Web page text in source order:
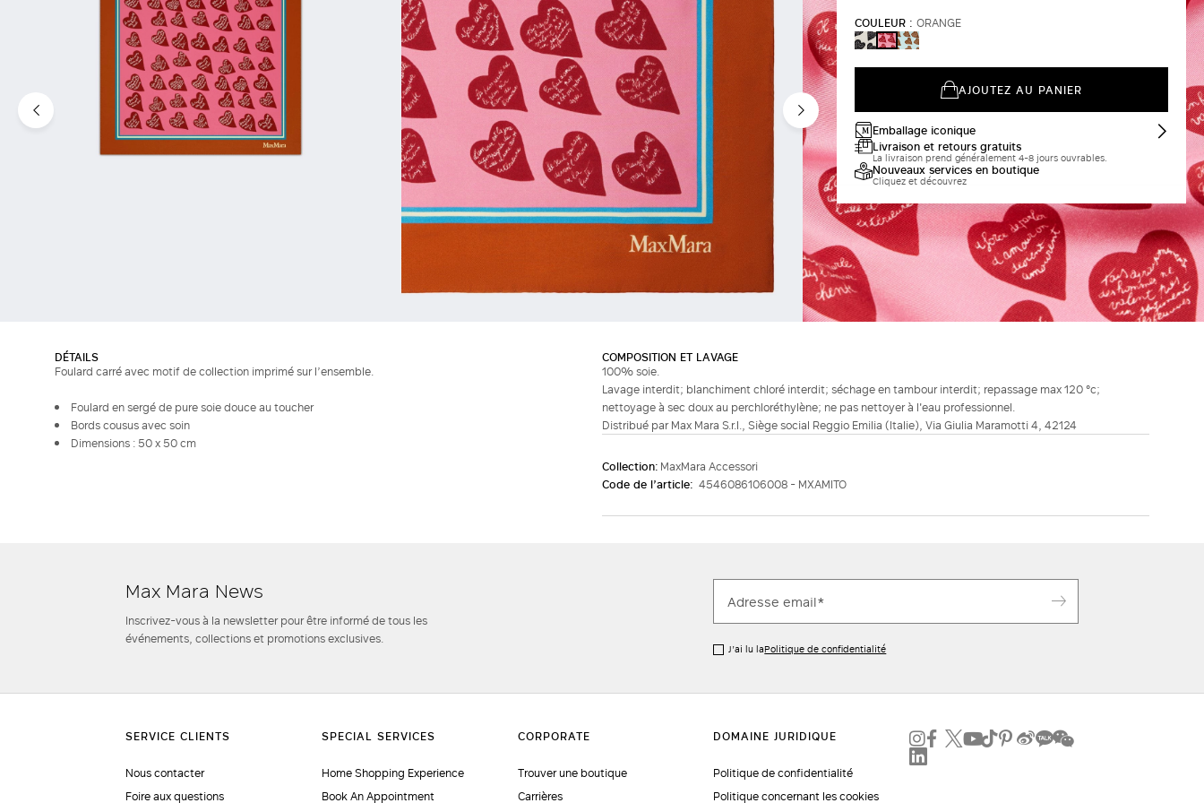
COULEUR : ORANGE
CUIR
DE
ORANGE
AZURE
AJOUTEZ AU PANIER
Emballage iconique
Livraison et retours gratuits
La livraison prend généralement 4-8 jours ouvrables.
Nouveaux services en boutique
Cliquez et découvrez
DÉTAILS
Foulard carré avec motif de collection imprimé sur l’ensemble.
Foulard en sergé de pure soie douce au toucher
Bords cousus avec soin
Dimensions : 50 x 50 cm
COMPOSITION ET LAVAGE
100% soie.
Lavage interdit; blanchiment chloré interdit; séchage en tambour interdit; repassage max 120 °c;
nettoyage à sec doux au perchloréthylène; ne pas nettoyer à l'eau professionnel.
Distribué par Max Mara S.r.l., Siège social Reggio Emilia (Italie), Via Giulia Maramotti 4, 42124
Collection: MaxMara Accessori
Code de l’article: 4546086106008 - MXAMITO
Max Mara News
Inscrivez-vous à la newsletter pour être informé de tous les
événements, collections et promotions exclusives.
J’ai lu laPolitique de confidentialité
Nous contacter
Foire aux questions
Home Shopping Experience
Book An Appointment
Trouver une boutique
Carrières
Politique de confidentialité
Politique concernant les cookies